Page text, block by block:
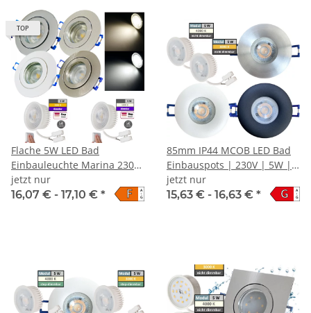
TOP
Flache 5W LED Bad
Einbauleuchte Marina 230V
/ IP44 / LED Modul / STEP
DIMMBAR
jetzt nur
16,07 € - 17,10 € * A
↑
G
F
85mm IP44 MCOB LED Bad
Einbauspots | 230V | 5W |
Loch = 60 - 70mm |
Schraubadapter
jetzt nur
15,63 € - 16,63 € * A
↑
G
G